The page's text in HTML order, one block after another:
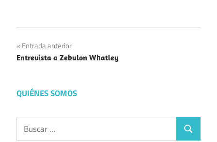
Navegación
de
entradas
Entrada anterior
Entrevista a Zebulon Whatley
QUIÉNES SOMOS
Buscar:
Buscar